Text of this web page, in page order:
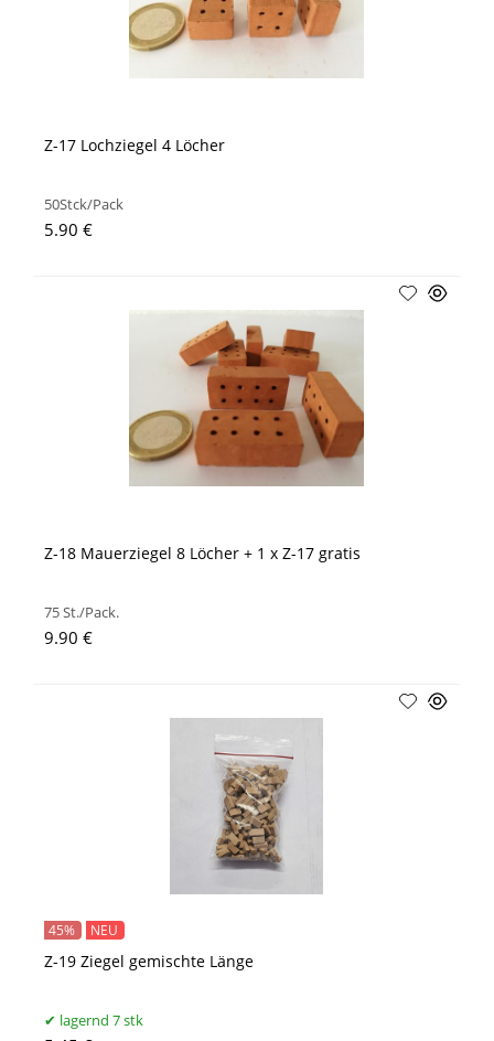
Z-17 Lochziegel 4 Löcher
50Stck/Pack
5.90 €
Z-18 Mauerziegel 8 Löcher + 1 x Z-17 gratis
75 St./Pack.
9.90 €
Z-19 Ziegel gemischte Länge
45% NEU
lagernd 7 stk